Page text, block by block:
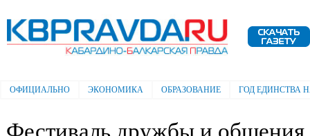
Электронная газета "Кабардино-
Балкарская правда"
Главное меню
ОФИЦИАЛЬНО ЭКОНОМИКА ОБРАЗОВАНИЕ ГОД ЕДИНСТВА